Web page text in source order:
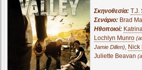
Σκηνοθεσία: T.J.
Σενάριο: Brad
Ηθοποιοί:
Lochlyn Munro
Jamie Dillen), Nick
Juliette Beavan